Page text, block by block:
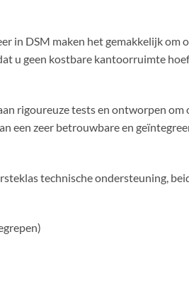
in DSM maken het gemakkelijk om
u geen kostbare kantoorruimte
rigoureuze tests en ontworpen
een zeer betrouwbare en
technische ondersteuning,